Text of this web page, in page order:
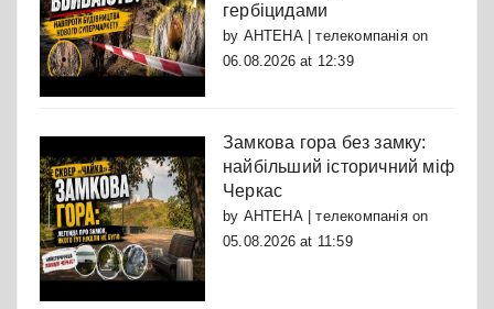
гербіцидами
by АНТЕНА | телекомпаніяon
06.08.2026 at 12:39
Замкова гора без замку:
найбільший історичний міф
Черкас
by АНТЕНА | телекомпаніяon
05.08.2026 at 11:59